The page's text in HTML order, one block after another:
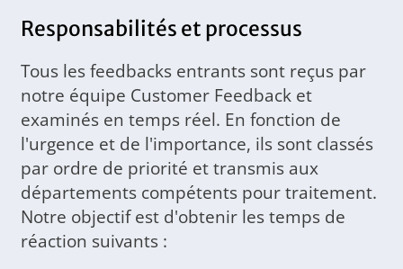
Responsabilités et processus
Tous les feedbacks entrants sont reçus par
notre équipe Customer Feedback et
examinés en temps réel. En fonction de
l'urgence et de l'importance, ils sont classés
par ordre de priorité et transmis aux
départements compétents pour traitement.
Notre objectif est d'obtenir les temps de
réaction suivants :